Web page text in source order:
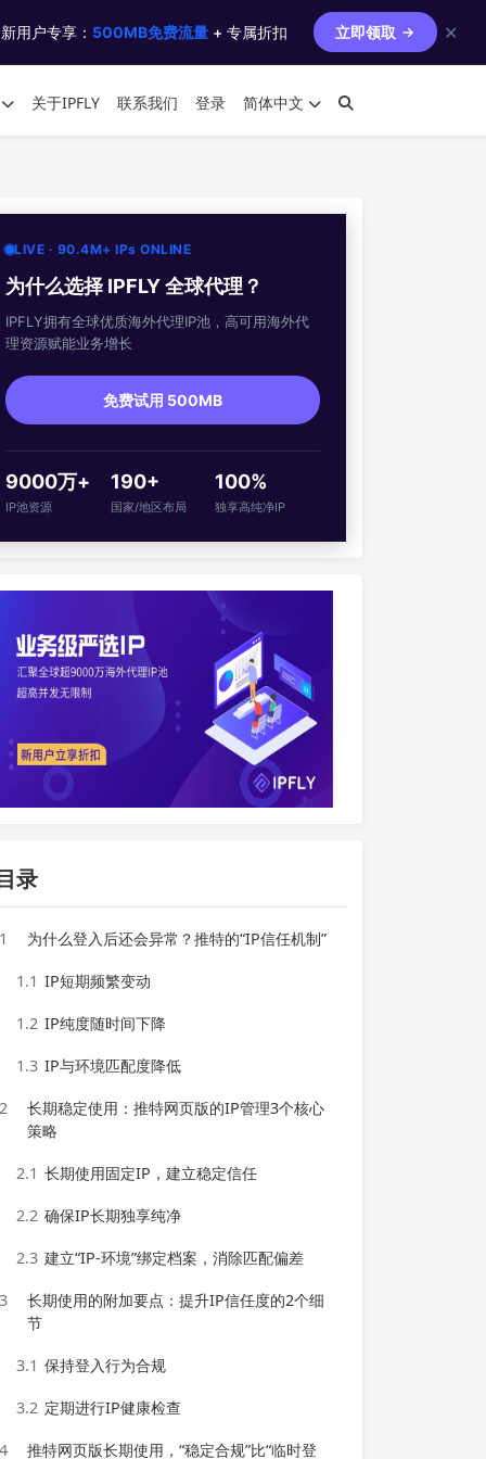
用户专享： 500MB免费流量 + 专属折扣 立即领取 ✕
关于IPFLY 联系我们 登录 简体中文
LIVE · 90.4M+ IPs ONLINE
为什么选择 IPFLY 全球代理？
IPFLY拥有全球优质海外代理IP池，高可用海外代
理资源赋能业务增长
免费试用 500MB
9000万+
IP池资源
190+
国家/地区布局
100%
独享高纯净IP
录
1 为什么登入后还会异常？推特的“IP信任机制”
1.1 IP短期频繁变动
1.2 IP纯度随时间下降
1.3 IP与环境匹配度降低
2
长期稳定使用：推特网页版的IP管理3个核心
策略
2.1 长期使用固定IP，建立稳定信任
2.2 确保IP长期独享纯净
2.3 建立“IP-环境”绑定档案，消除匹配偏差
3
长期使用的附加要点：提升IP信任度的2个细
节
3.1 保持登入行为合规
3.2 定期进行IP健康检查
4 推特网页版长期使用，“稳定合规”比“临时登